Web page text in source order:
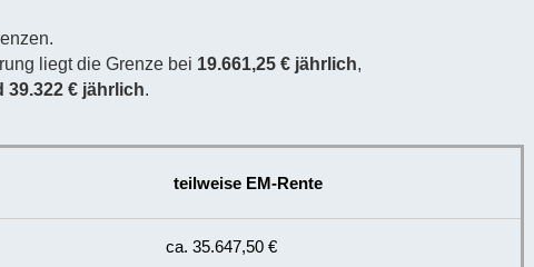
liegt die Grenze bei 19.661,25 € jährlich,
39.322 € jährlich.
teilweise EM-Rente
ca. 35.647,50 €